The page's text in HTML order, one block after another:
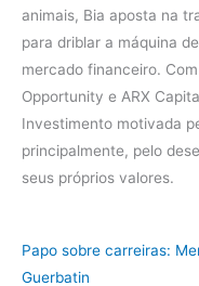
animais, Bia aposta na
para driblar a máquina
mercado financeiro.
Opportunity e ARX
Investimento motivada
principalmente, pelo
seus próprios valores.
Papo sobre carreiras:
Guerbatin